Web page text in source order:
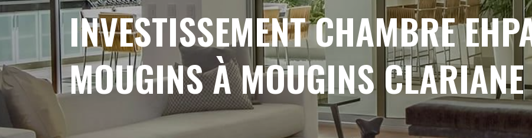
INVESTISSEMENT CHAMBRE
MOUGINS À MOUGINS